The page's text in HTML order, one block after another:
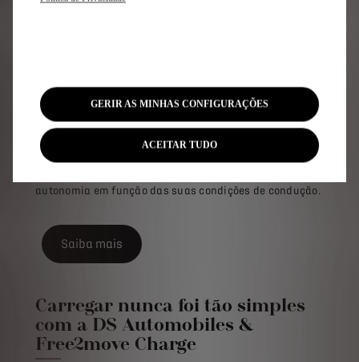
carregamento do seu DS 3
Use o nosso simulador para obter todas as informações
necessárias sobre a utilização do seu veículo elétrico:
tempo e custos de recarga, bem como economias e
Saiba mais
com a DS Automobiles &
Free2move Charge